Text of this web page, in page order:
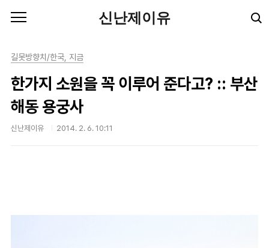
신난제이유
길못방향치/한국, 지금
한가지 소원을 꼭 이루어 준다고? :: 부산
해동 용궁사
신난제이유 2014. 2. 6. 10:11